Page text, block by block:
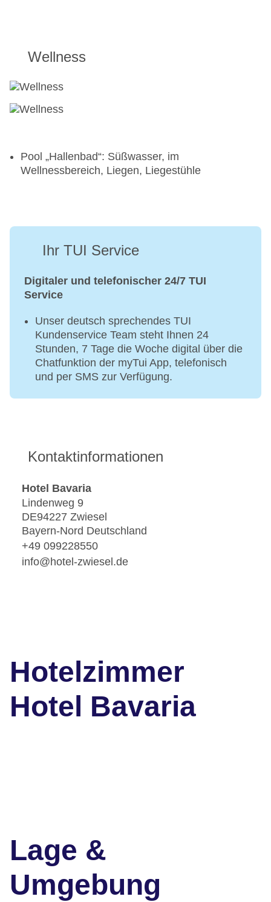
Wellness
Pool „Hallenbad“: Süßwasser, im
Wellnessbereich, Liegen, Liegestühle
Ihr TUI Service
Digitaler und telefonischer 24/7 TUI
Service
Unser deutsch sprechendes TUI
Kundenservice Team steht Ihnen 24
Stunden, 7 Tage die Woche digital über die
Chatfunktion der myTui App, telefonisch
und per SMS zur Verfügung.
Kontaktinformationen
Hotel Bavaria
Lindenweg 9
DE94227 Zwiesel
Bayern-Nord Deutschland
+49 099228550
info@hotel-zwiesel.de
Hotelzimmer
Hotel Bavaria
Lage &
Umgebung